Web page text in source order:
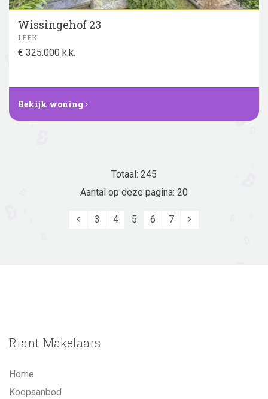
Wissingehof 23
LEEK
€ 325.000 k.k.
Bekijk woning
Totaal: 245
Aantal op deze pagina: 20
Vorige
3 4 5 6 7 Volgende
Riant Makelaars
Home
Koopaanbod